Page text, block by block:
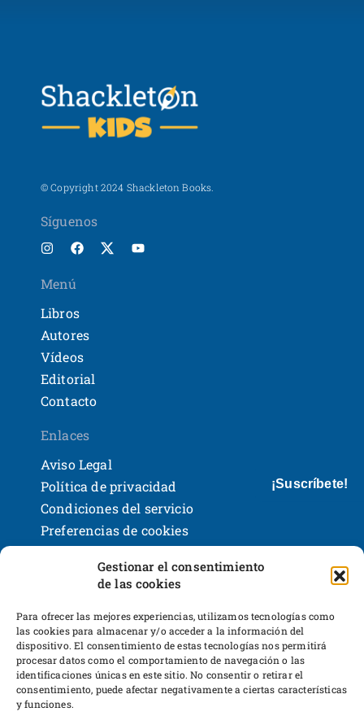
Gestionar el consentimiento
de las cookies
Para ofrecer las mejores experiencias, utilizamos tecnologías como
las cookies para almacenar y/o acceder a la información del
dispositivo. El consentimiento de estas tecnologías nos permitirá
procesar datos como el comportamiento de navegación o las
identificaciones únicas en este sitio. No consentir o retirar el
consentimiento, puede afectar negativamente a ciertas características
y funciones.
© Copyright 2024 Shackleton Books.
Síguenos
Menú
Libros
Autores
Vídeos
Editorial
Contacto
Enlaces
Aviso Legal
Política de privacidad
Condiciones del servicio
Preferencias de cookies
Políticas de devoluciones y reembolsos
Bases legales y sorteos
Desarrollo web
¡Suscríbete!